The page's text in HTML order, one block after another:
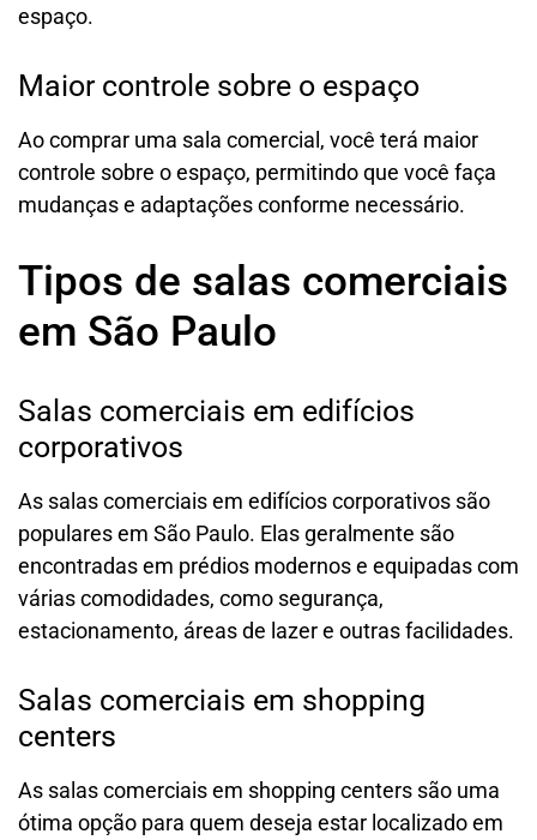
espaço.
Maior controle sobre o espaço
Ao comprar uma sala comercial, você terá maior
controle sobre o espaço, permitindo que você faça
mudanças e adaptações conforme necessário.
Tipos de salas comerciais
em São Paulo
Salas comerciais em edifícios
corporativos
As salas comerciais em edifícios corporativos são
populares em São Paulo. Elas geralmente são
encontradas em prédios modernos e equipadas com
várias comodidades, como segurança,
estacionamento, áreas de lazer e outras facilidades.
Salas comerciais em shopping
centers
As salas comerciais em shopping centers são uma
ótima opção para quem deseja estar localizado em